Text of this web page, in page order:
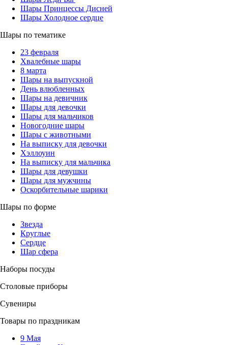
Шары Принцессы Дисней
Шары Холодное сердце
Шары по тематике
23 февраля
Хвалебные шары
8 марта
Шары на выпускной
День влюбленных
Шары на девичник
Шары для девочки
Шары для мальчиков
Новогодние шары
Шары с животными
На выписку для девочки
Хэллоуин
На выписку для мальчика
Шары для девушки
Шары для мужчины
Оскорбительные шарики
Шары по форме
Звезда
Круглые
Сердце
Шар сфера
Наборы посуды
Столовые приборы
Сувениры
Товары по праздникам
9 Мая